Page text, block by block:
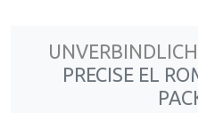
PRECISE EL